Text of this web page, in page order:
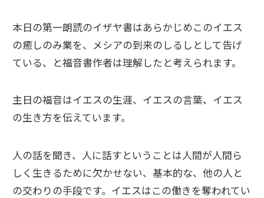
本日の第一朗読のイザヤ書はあらかじめこのイエス
の癒しのみ業を、メシアの到来のしるしとして告げ
ている、と福音書作者は理解したと考えられます。
主日の福音はイエスの生涯、イエスの言葉、イエス
の生き方を伝えています。
人の話を聞き、人に話すということは人間が人間ら
しく生きるために欠かせない、基本的な、他の人と
の交わりの手段です。イエスはこの働きを奪われてい